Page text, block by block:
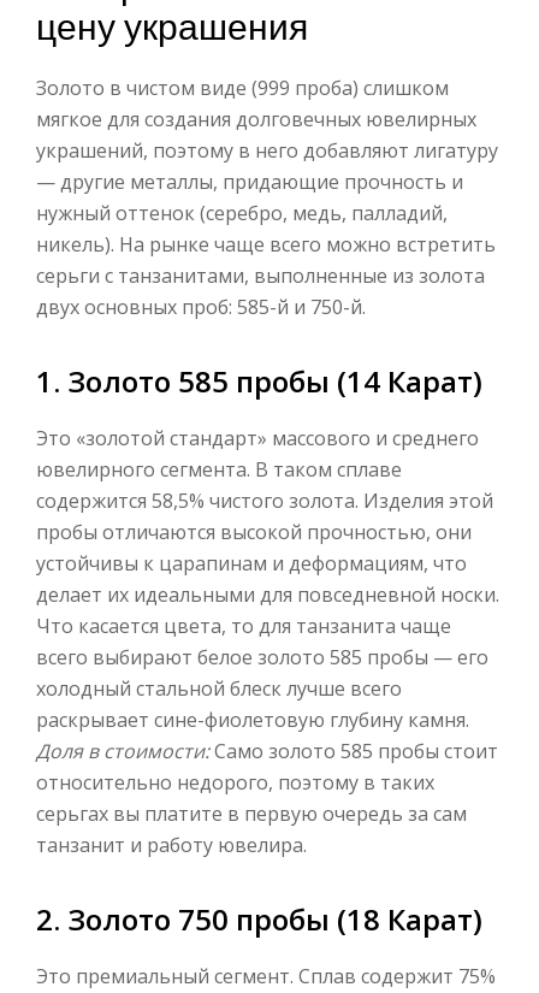
цену украшения
Золото в чистом виде (999 проба) слишком
мягкое для создания долговечных ювелирных
украшений, поэтому в него добавляют лигатуру
— другие металлы, придающие прочность и
нужный оттенок (серебро, медь, палладий,
никель). На рынке чаще всего можно встретить
серьги с танзанитами, выполненные из золота
двух основных проб: 585-й и 750-й.
1. Золото 585 пробы (14 Карат)
Это «золотой стандарт» массового и среднего
ювелирного сегмента. В таком сплаве
содержится 58,5% чистого золота. Изделия этой
пробы отличаются высокой прочностью, они
устойчивы к царапинам и деформациям, что
делает их идеальными для повседневной носки.
Что касается цвета, то для танзанита чаще
всего выбирают белое золото 585 пробы — его
холодный стальной блеск лучше всего
раскрывает сине-фиолетовую глубину камня.
Доля в стоимости:Само золото 585 пробы стоит
относительно недорого, поэтому в таких
серьгах вы платите в первую очередь за сам
танзанит и работу ювелира.
2. Золото 750 пробы (18 Карат)
Это премиальный сегмент. Сплав содержит 75%